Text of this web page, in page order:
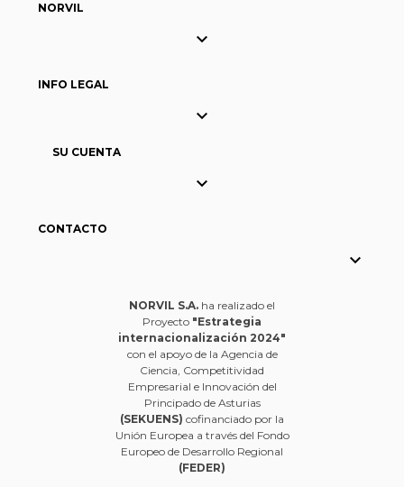
NORVIL

INFO LEGAL

SU CUENTA

CONTACTO

NORVIL S.A. ha realizado el
Proyecto "Estrategia
internacionalización 2024"
con el apoyo de la Agencia de
Ciencia, Competitividad
Empresarial e Innovación del
Principado de Asturias
(SEKUENS) cofinanciado por la
Unión Europea a través del Fondo
Europeo de Desarrollo Regional
(FEDER)